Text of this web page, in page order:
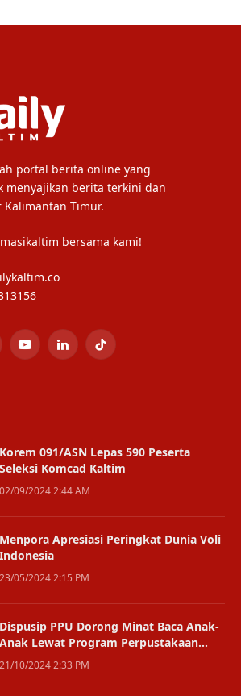
portal berita online yang
menyajikan berita terkini dan
Timur.
bersama kami!
YouTubeLinkedInTikTok
Korem 091/ASN Lepas 590 Peserta
Seleksi Komcad Kaltim
02/09/2024 2:44 AM
Menpora Apresiasi Peringkat Dunia Voli
Indonesia
23/05/2024 2:15 PM
Dispusip PPU Dorong Minat Baca Anak-
Anak Lewat Program Perpustakaan
Keliling di Tempat Umum
21/10/2024 2:33 PM